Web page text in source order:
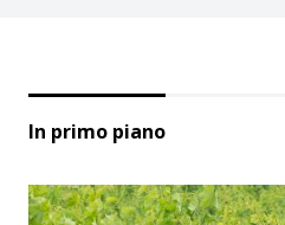
In primo piano